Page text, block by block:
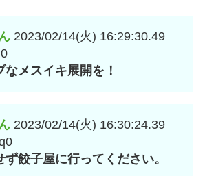
2023/02/14(火) 16:29:30.49
なメスイキ展開を！
2023/02/14(火) 16:30:24.39
ず餃子屋に行ってください。